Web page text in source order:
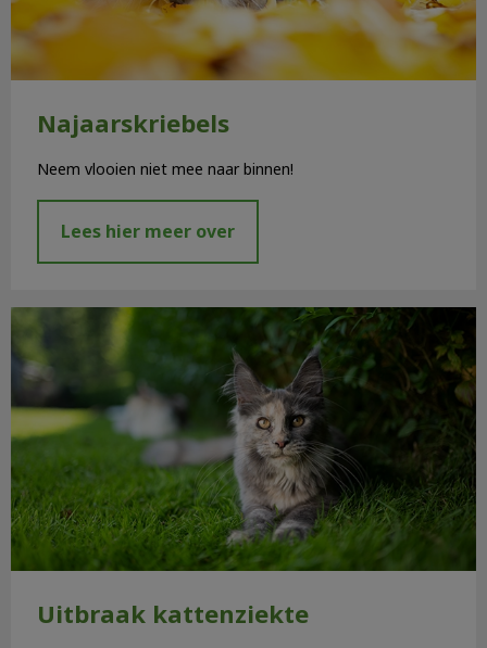
Najaarskriebels
Neem vlooien niet mee naar binnen!
Lees hier meer over
Uitbraak kattenziekte
Uitbraak kattenziekte